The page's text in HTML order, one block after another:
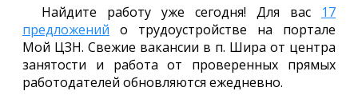
Найдите работу уже сегодня! Для вас 17
предложений о трудоустройстве на портале
Мой ЦЗН. Свежие вакансии в п. Шира от центра
занятости и работа от проверенных прямых
работодателей обновляются ежедневно.